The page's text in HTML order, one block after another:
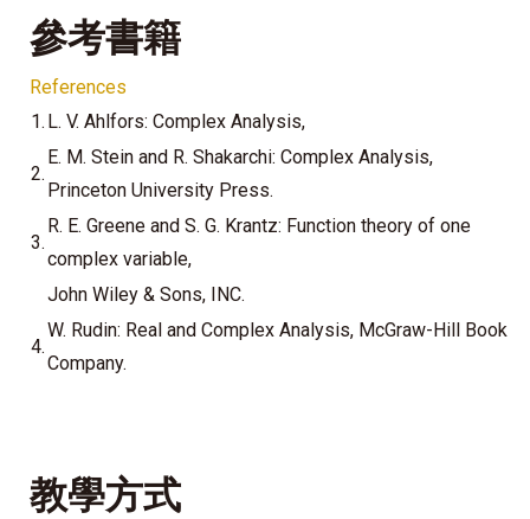
參考書籍
References
1. L. V. Ahlfors: Complex Analysis,
2.
E. M. Stein and R. Shakarchi: Complex Analysis,
Princeton University Press.
3.
R. E. Greene and S. G. Krantz: Function theory of one
complex variable,
John Wiley & Sons, INC.
4.
W. Rudin: Real and Complex Analysis, McGraw-Hill Book
Company.
教學方式